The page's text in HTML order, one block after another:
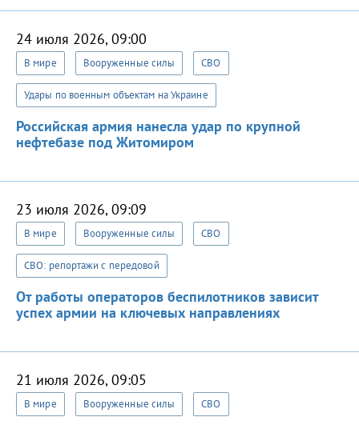
24 июля 2026, 09:00
В мире Вооруженные силы СВО
Удары по военным объектам на Украине
Российская армия нанесла удар по крупной
нефтебазе под Житомиром
23 июля 2026, 09:09
В мире Вооруженные силы СВО
СВО: репортажи с передовой
От работы операторов беспилотников зависит
успех армии на ключевых направлениях
21 июля 2026, 09:05
В мире Вооруженные силы СВО